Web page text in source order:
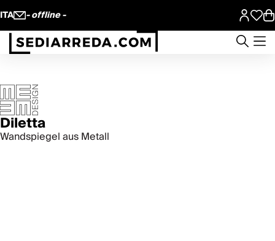
ITA - offline -
Diletta
Wandspiegel aus Metall